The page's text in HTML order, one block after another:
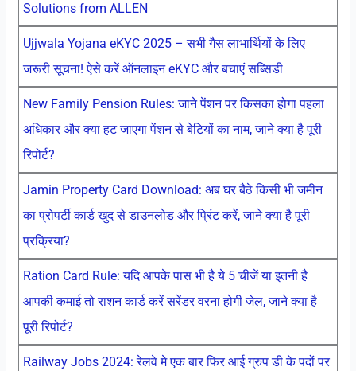
Solutions from ALLEN
Ujjwala Yojana eKYC 2025 – सभी गैस लाभार्थियों के लिए
जरूरी सूचना! ऐसे करें ऑनलाइन eKYC और बचाएं सब्सिडी
New Family Pension Rules: जाने पेंशन पर किसका होगा पहला
अधिकार और क्या हट जाएगा पेंशन से बेटियों का नाम, जाने क्या है पूरी
रिपोर्ट?
Jamin Property Card Download: अब घर बैठे किसी भी जमीन
का प्रोपर्टी कार्ड खुद से डाउनलोड और प्रिंट करें, जाने क्या है पूरी
प्रक्रिया?
Ration Card Rule: यदि आपके पास भी है ये 5 चीजें या इतनी है
आपकी कमाई तो राशन कार्ड करें सरेंडर वरना होगी जेल, जाने क्या है
पूरी रिपोर्ट?
Railway Jobs 2024: रेलवे मे एक बार फिर आई ग्रुप डी के पदों पर